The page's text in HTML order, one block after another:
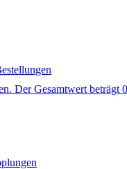
Der Gesamtwert beträgt